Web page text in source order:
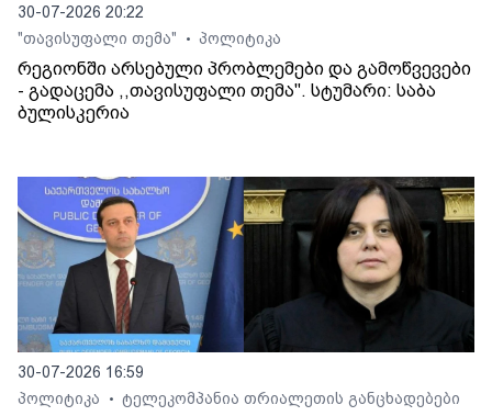
30-07-2026 20:22
"თავისუფალი თემა"
• პოლიტიკა
რეგიონში არსებული პრობლემები და გამოწვევები
- გადაცემა ,,თავისუფალი თემა". სტუმარი: საბა
ბულისკერია
30-07-2026 16:59
პოლიტიკა
• ტელეკომპანია თრიალეთის განცხადებები